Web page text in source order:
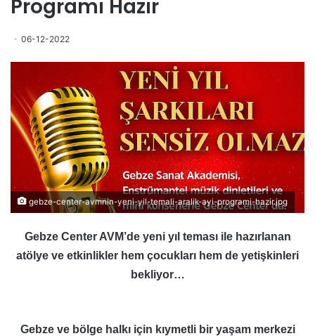
Programı Hazır
06-12-2022
gebze-center-avmnin-yeni-yil-temali-aralik-ayi-programi-hazir.jpg
Gebze Center AVM’de yeni yıl teması ile hazırlanan
atölye ve etkinlikler hem çocukları hem de yetişkinleri
bekliyor…
Gebze ve bölge halkı için kıymetli bir yaşam merkezi